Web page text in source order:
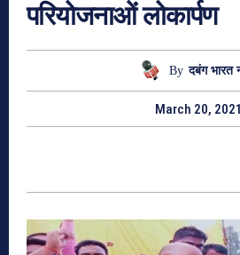
परियोजनाओं लोकार्पण
By दबंग भारत
March 20, 2021